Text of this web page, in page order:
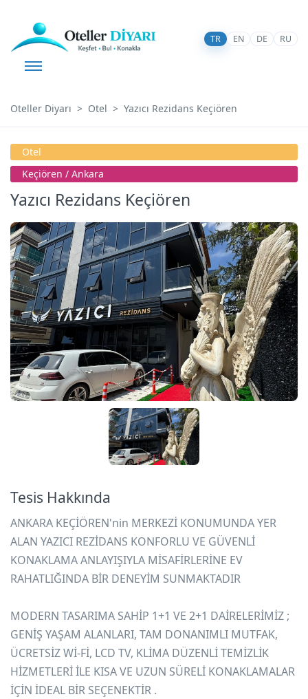
TR EN DE RU
Oteller Diyarı Otel Yazıcı Rezidans Keçiören
Otel
Keçiören / Ankara
Yazıcı Rezidans Keçiören
Tesis Hakkında
ANKARA KEÇİÖREN'nin MERKEZİ KONUMUNDA YER
ALAN YAZICI REZİDANS KONFORLU VE GÜVENLİ
KONAKLAMA ANLAYIŞIYLA MİSAFİRLERİNE EV
RAHATLIĞINDA BİR DENEYİM SUNMAKTADIR
MODERN TASARIMA SAHİP 1+1 VE 2+1 DAİRELERİMİZ ;
GENİŞ YAŞAM ALANLARI, TAM DONANIMLI MUTFAK,
ÜCRETSİZ Wİ-Fİ, LCD TV, KLİMA DÜZENLİ TEMİZLİK
HİZMETLERİ İLE KISA VE UZUN SÜRELİ KONAKLAMALAR
İÇİN İDEAL BİR SEÇENEKTİR .